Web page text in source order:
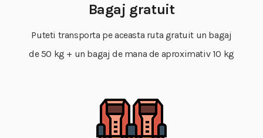
Bagaj gratuit
Puteti transporta pe aceasta ruta gratuit un bagaj
de 50 kg + un bagaj de mana de aproximativ 10 kg